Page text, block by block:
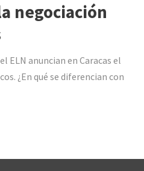
negociación
ELN anuncian en Caracas el
¿En qué se diferencian con